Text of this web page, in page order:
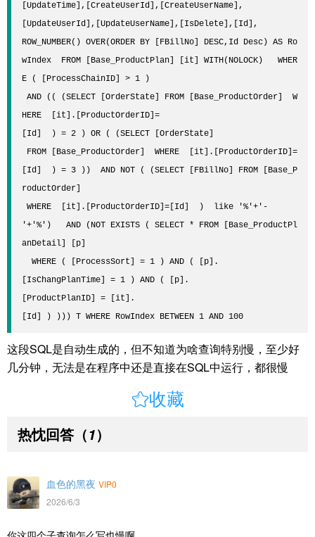
[UpdateTime],[CreateUserId],[CreateUserName],
[UpdateUserId],[UpdateUserName],[IsDelete],[Id],
ROW_NUMBER() OVER(ORDER BY [FBillNo] DESC,Id Desc) AS Ro
wIndex  FROM [Base_ProductPlan] [it] WITH(NOLOCK)   WHER
E ( [ProcessChainID] > 1 )
AND (( (SELECT [OrderState] FROM [Base_ProductOrder]  W
HERE  [it].[ProductOrderID]=
[Id]  ) = 2 ) OR ( (SELECT [OrderState]
FROM [Base_ProductOrder]  WHERE  [it].[ProductOrderID]=
[Id]  ) = 3 ))  AND NOT ( (SELECT [FBillNo] FROM [Base_P
roductOrder]
WHERE  [it].[ProductOrderID]=[Id]  )  like '%'+'-
'+'%')   AND (NOT EXISTS ( SELECT * FROM [Base_ProductPl
anDetail] [p]
WHERE ( [ProcessSort] = 1 ) AND ( [p].
[IsChangPlanTime] = 1 ) AND ( [p].
[ProductPlanID] = [it].
[Id] ) ))) T WHERE RowIndex BETWEEN 1 AND 100
这段SQL是自动生成的，但不知道为啥查询特别慢，至少好
几分钟，无法是在程序中还是直接在SQL中运行，都很慢
收藏
热忱回答 （1）
血色的黑夜 VIP0
2026/6/3